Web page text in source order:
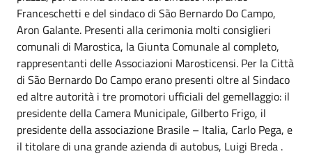
Franceschetti e del sindaco di São Bernardo Do Campo,
Aron Galante. Presenti alla cerimonia molti consiglieri
comunali di Marostica, la Giunta Comunale al completo,
rappresentanti delle Associazioni Marosticensi. Per la Città
di São Bernardo Do Campo erano presenti oltre al Sindaco
ed altre autorità i tre promotori ufficiali del gemellaggio: il
presidente della Camera Municipale, Gilberto Frigo, il
presidente della associazione Brasile – Italia, Carlo Pega, e
il titolare di una grande azienda di autobus, Luigi Breda .